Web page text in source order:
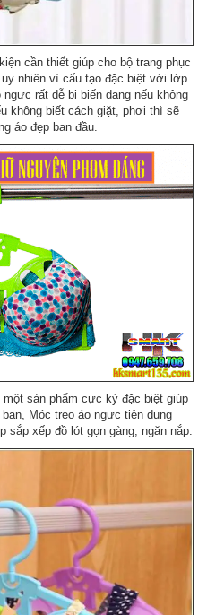
cần thiết giúp cho bộ trang phục
nhiên vì cấu tạo đặc biệt với lớp
rất dễ bị biến dạng nếu không
không biết cách giặt, phơi thì sẽ
áo đẹp ban đầu.
một sản phẩm cực kỳ đặc biệt giúp
Móc treo áo ngực tiện dụng
sắp xếp đồ lót gọn gàng, ngăn nắp.